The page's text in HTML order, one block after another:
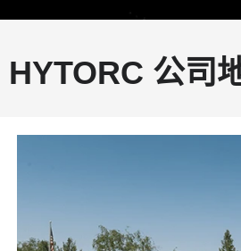
HYTORC 公司